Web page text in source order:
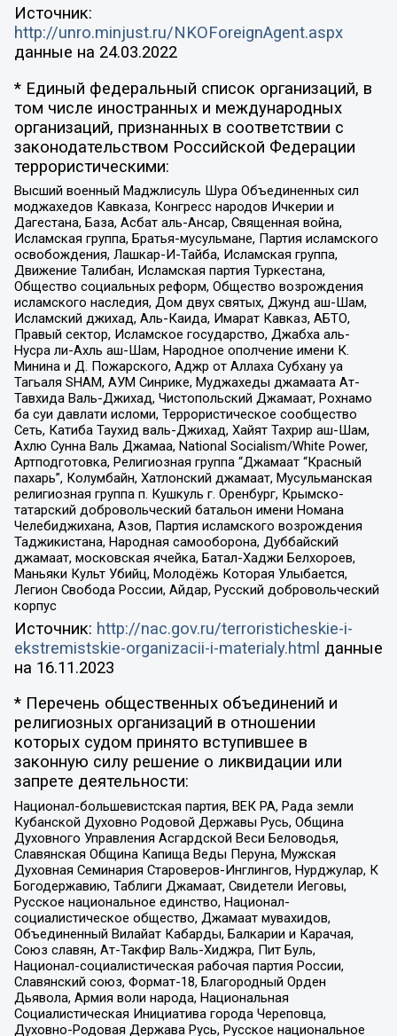
Источник:
http://unro.minjust.ru/NKOForeignAgent.aspx
данные на 24.03.2022
* Единый федеральный список организаций, в
том числе иностранных и международных
организаций, признанных в соответствии с
законодательством Российской Федерации
террористическими:
Высший военный Маджлисуль Шура Объединенных сил
моджахедов Кавказа, Конгресс народов Ичкерии и
Дагестана, База, Асбат аль-Ансар, Священная война,
Исламская группа, Братья-мусульмане, Партия исламского
освобождения, Лашкар-И-Тайба, Исламская группа,
Движение Талибан, Исламская партия Туркестана,
Общество социальных реформ, Общество возрождения
исламского наследия, Дом двух святых, Джунд аш-Шам,
Исламский джихад, Аль-Каида, Имарат Кавказ, АБТО,
Правый сектор, Исламское государство, Джабха аль-
Нусра ли-Ахль аш-Шам, Народное ополчение имени К.
Минина и Д. Пожарского, Аджр от Аллаха Субхану уа
Тагьаля SHAM, АУМ Синрике, Муджахеды джамаата Ат-
Тавхида Валь-Джихад, Чистопольский Джамаат, Рохнамо
ба суи давлати исломи, Террористическое сообщество
Сеть, Катиба Таухид валь-Джихад, Хайят Тахрир аш-Шам,
Ахлю Сунна Валь Джамаа, National Socialism/White Power,
Артподготовка, Религиозная группа “Джамаат “Красный
пахарь”, Колумбайн, Хатлонский джамаат, Мусульманская
религиозная группа п. Кушкуль г. Оренбург, Крымско-
татарский добровольческий батальон имени Номана
Челебиджихана, Азов, Партия исламского возрождения
Таджикистана, Народная самооборона, Дуббайский
джамаат, московская ячейка, Батал-Хаджи Белхороев,
Маньяки Культ Убийц, Молодёжь Которая Улыбается,
Легион Свобода России, Айдар, Русский добровольческий
корпус
Источник: http://nac.gov.ru/terroristicheskie-i-
ekstremistskie-organizacii-i-materialy.html данные
на 16.11.2023
* Перечень общественных объединений и
религиозных организаций в отношении
которых судом принято вступившее в
законную силу решение о ликвидации или
запрете деятельности:
Национал-большевистская партия, ВЕК РА, Рада земли
Кубанской Духовно Родовой Державы Русь, Община
Духовного Управления Асгардской Веси Беловодья,
Славянская Община Капища Веды Перуна, Мужская
Духовная Семинария Староверов-Инглингов, Нурджулар, К
Богодержавию, Таблиги Джамаат, Свидетели Иеговы,
Русское национальное единство, Национал-
социалистическое общество, Джамаат мувахидов,
Объединенный Вилайат Кабарды, Балкарии и Карачая,
Союз славян, Ат-Такфир Валь-Хиджра, Пит Буль,
Национал-социалистическая рабочая партия России,
Славянский союз, Формат-18, Благородный Орден
Дьявола, Армия воли народа, Национальная
Социалистическая Инициатива города Череповца,
Духовно-Родовая Держава Русь, Русское национальное